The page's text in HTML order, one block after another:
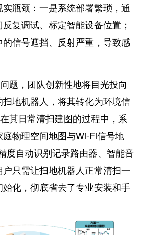
瓶颈：一是系统部署繁琐，通
复调试、标定智能设备位置；
信号遮挡、反射严重，导致感
，团队创新性地将目光投向
地机器人，将其转化为环境信
其日常清扫建图的过程中，系
物理空间地图与Wi-Fi信号地
度自动识别记录路由器、智能音
只需让扫地机器人正常清扫一
化，彻底省去了专业安装和手